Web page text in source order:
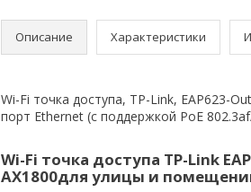
Описание Характеристики
Wi-Fi точка доступа, TP-Link, EAP623-
порт Ethernet (с поддержкой PoE
Wi-Fi точка доступа TP-Link
AX1800для улицы и